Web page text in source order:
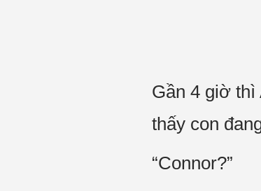
Gần 4 giờ thì
thấy con
“Connor?”